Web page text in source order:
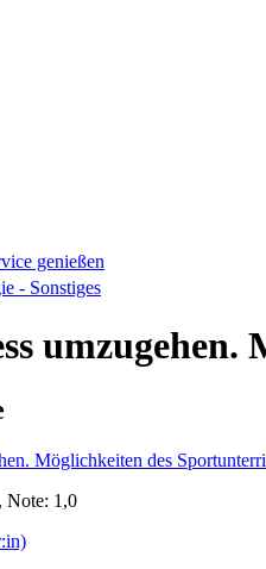
genießen
- Sonstiges
Note: 1,0